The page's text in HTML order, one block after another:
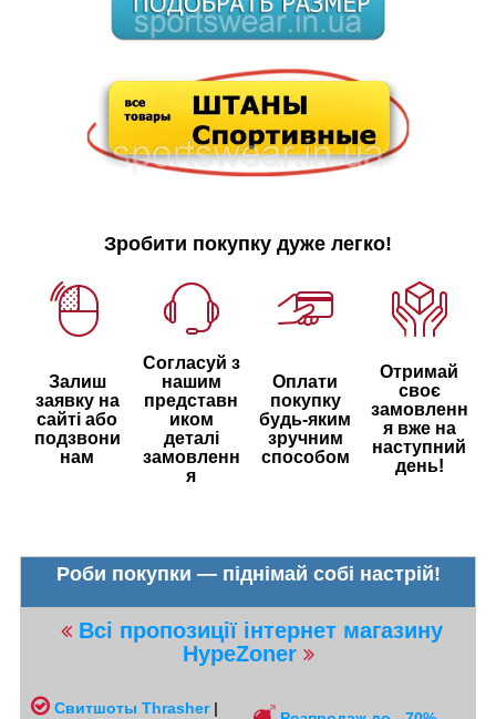
Зробити покупку дуже легко!
Залиш
заявку на
сайті або
подзвони
нам
Согласуй з
нашим
представн
иком
деталі
замовленн
я
Оплати
покупку
будь-яким
зручним
способом
Отримай
своє
замовленн
я вже на
наступний
день!
Роби покупки — піднімай собі настрій!
Всі пропозиції інтернет магазину
HypeZoner
Свитшоты Thrasher|